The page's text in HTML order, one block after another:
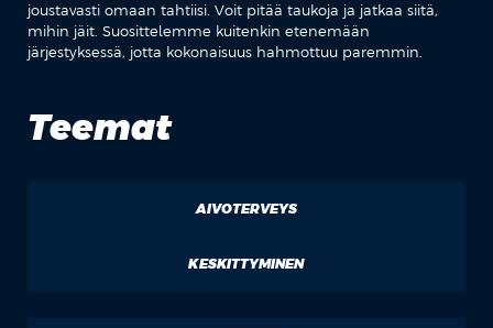
joustavasti omaan tahtiisi. Voit pitää taukoja ja jatkaa siitä,
mihin jäit. Suosittelemme kuitenkin etenemään
järjestyksessä, jotta kokonaisuus hahmottuu paremmin.
Teemat
AIVOTERVEYS
KESKITTYMINEN